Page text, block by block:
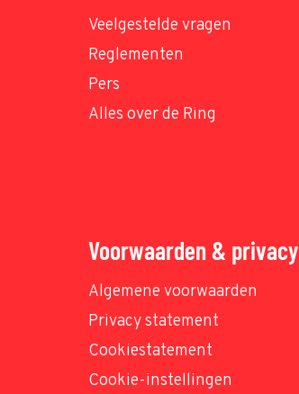
Veelgestelde vragen
Reglementen
Pers
Alles over de Ring
Voorwaarden & privacy
Algemene voorwaarden
Privacy statement
Cookiestatement
Cookie-instellingen